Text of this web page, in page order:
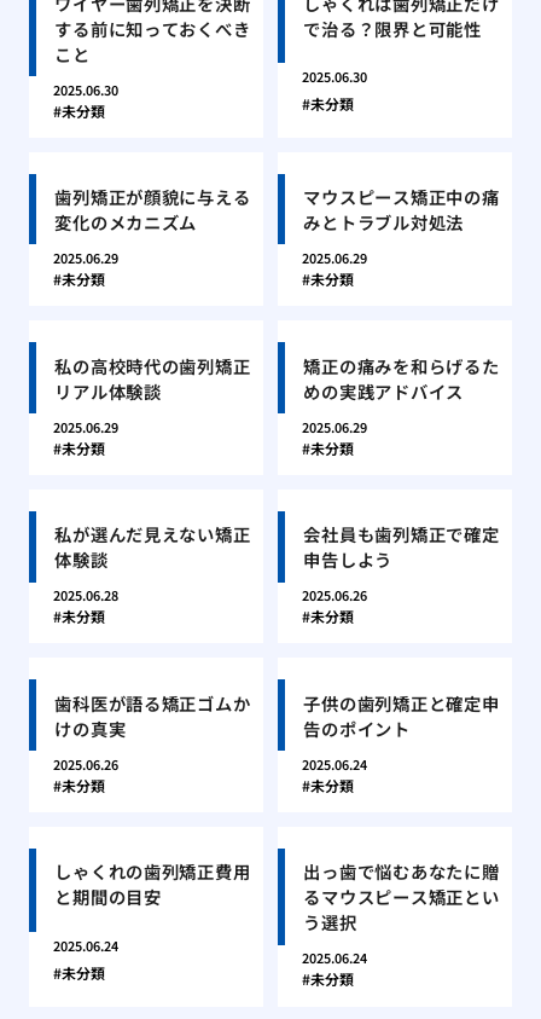
する前に知っておくべき
こと
2025.06.30
未分類
で治る？限界と可能性
2025.06.30
未分類
歯列矯正が顔貌に与える
変化のメカニズム
2025.06.29
未分類
マウスピース矯正中の痛
みとトラブル対処法
2025.06.29
未分類
私の高校時代の歯列矯正
リアル体験談
2025.06.29
未分類
矯正の痛みを和らげるた
めの実践アドバイス
2025.06.29
未分類
私が選んだ見えない矯正
体験談
2025.06.28
未分類
会社員も歯列矯正で確定
申告しよう
2025.06.26
未分類
歯科医が語る矯正ゴムか
けの真実
2025.06.26
未分類
子供の歯列矯正と確定申
告のポイント
2025.06.24
未分類
しゃくれの歯列矯正費用
と期間の目安
2025.06.24
未分類
出っ歯で悩むあなたに贈
るマウスピース矯正とい
う選択
2025.06.24
未分類